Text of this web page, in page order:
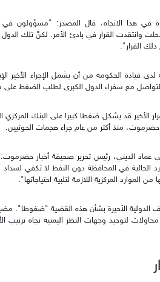
في هذا الاتجاه، قال المصدر: "مسؤولون في
وانتقدت القرار في بادئ الأمر. لكنَّ تلك
القرار".
قيادة الحكومة من أن يشمل الإجراء الأخير
مع سفراء الدول الكبرى لطلب الضغط
الأخير قد يشكل ضغطا كبيرا على البنك
منذ أكثر من عام جراء هجمات الحوثيين.
الديني، رئيس تحرير صحيفة أخبار حضرموت:
الحالية في المحافظة دون النفط لا تكفي لسداد
المركزية اللازمة لتلبية احتياجاتها".
لتوحيد وجهات النظر اليمنية تجاه